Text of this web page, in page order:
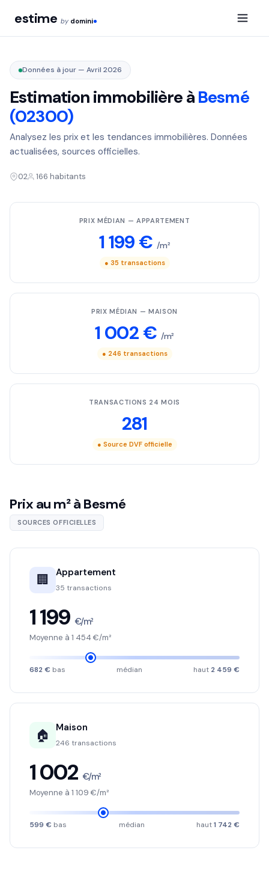
estime by domini
Données à jour — Avril 2026
Estimation immobilière àBesmé
(02300)
Analysez les prix et les tendances immobilières. Données
actualisées, sources officielles.
02 166 habitants
PRIX MÉDIAN — APPARTEMENT
1 199 € /m²
● 35 transactions
PRIX MÉDIAN — MAISON
1 002 € /m²
● 246 transactions
TRANSACTIONS 24 MOIS
281
● Source DVF officielle
Prix au m² à Besmé
SOURCES OFFICIELLES
🏢 Appartement
35 transactions
1 199 €/m²
Moyenne à 1 454 €/m²
682 € bas médian haut 2 459 €
🏠 Maison
246 transactions
1 002 €/m²
Moyenne à 1 109 €/m²
599 € bas médian haut1 742 €